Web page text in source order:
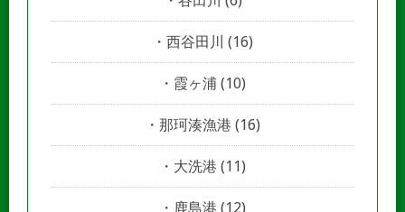
西谷田川 (16)
霞ヶ浦 (10)
那珂湊漁港 (16)
大洗港 (11)
鹿島港 (12)